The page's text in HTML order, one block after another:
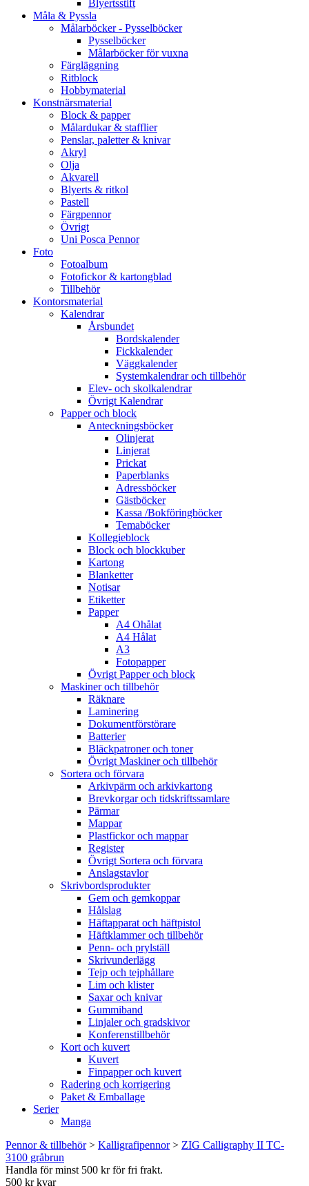
Blyertsstift
Måla & Pyssla
Målarböcker - Pysselböcker
Pysselböcker
Målarböcker för vuxna
Färgläggning
Ritblock
Hobbymaterial
Konstnärsmaterial
Block & papper
Målardukar & stafflier
Penslar, paletter & knivar
Akryl
Olja
Akvarell
Blyerts & ritkol
Pastell
Färgpennor
Övrigt
Uni Posca Pennor
Foto
Fotoalbum
Fotofickor & kartongblad
Tillbehör
Kontorsmaterial
Kalendrar
Årsbundet
Bordskalender
Fickkalender
Väggkalender
Systemkalendrar och tillbehör
Elev- och skolkalendrar
Övrigt Kalendrar
Papper och block
Anteckningsböcker
Olinjerat
Linjerat
Prickat
Paperblanks
Adressböcker
Gästböcker
Kassa /Bokföringböcker
Temaböcker
Kollegieblock
Block och blockkuber
Kartong
Blanketter
Notisar
Etiketter
Papper
A4 Ohålat
A4 Hålat
A3
Fotopapper
Övrigt Papper och block
Maskiner och tillbehör
Räknare
Laminering
Dokumentförstörare
Batterier
Bläckpatroner och toner
Övrigt Maskiner och tillbehör
Sortera och förvara
Arkivpärm och arkivkartong
Brevkorgar och tidskriftssamlare
Pärmar
Mappar
Plastfickor och mappar
Register
Övrigt Sortera och förvara
Anslagstavlor
Skrivbordsprodukter
Gem och gemkoppar
Hålslag
Häftapparat och häftpistol
Häftklammer och tillbehör
Penn- och prylställ
Skrivunderlägg
Tejp och tejphållare
Lim och klister
Saxar och knivar
Gummiband
Linjaler och gradskivor
Konferenstillbehör
Kort och kuvert
Kuvert
Finpapper och kuvert
Radering och korrigering
Paket & Emballage
Serier
Manga
Pennor & tillbehör> Kalligrafipennor> ZIG Calligraphy II TC-
3100 gråbrun
Handla för minst 500 kr för fri frakt.
500 kr kvar